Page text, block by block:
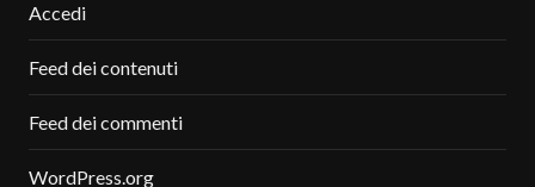
Accedi
Feed dei contenuti
Feed dei commenti
WordPress.org